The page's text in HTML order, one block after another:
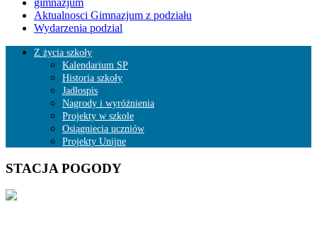
gimnazjum
Aktualnosci Gimnazjum z podziału
Wydarzenia podzial
Z życia szkoły
Kalendarium SP
Historia szkoły
Jadłospis
Nagrody i wyróżnienia
Projekty w szkole
Osiągniecia uczniów
Projekty Unijne
STACJA POGODY